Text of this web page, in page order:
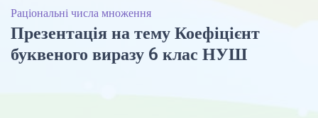
Раціональні числа множення
Презентація на тему Коефіцієнт
буквеного виразу 6 клас НУШ